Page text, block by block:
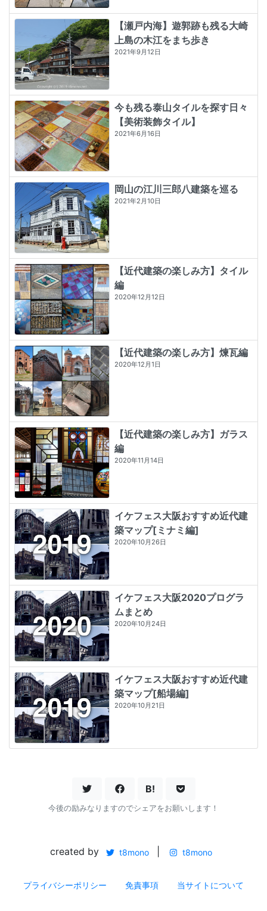
【瀬戸内海】遊郭跡も残る大崎
上島の木江をまち歩き
2021年9月12日
今も残る泰山タイルを探す日々
【美術装飾タイル】
2021年6月16日
岡山の江川三郎八建築を巡る
2021年2月10日
【近代建築の楽しみ方】タイル
編
2020年12月12日
【近代建築の楽しみ方】煉瓦編
2020年12月1日
【近代建築の楽しみ方】ガラス
編
2020年11月14日
イケフェス大阪おすすめ近代建
築マップ[ミナミ編]
2020年10月26日
イケフェス大阪2020プログラ
ムまとめ
2020年10月24日
イケフェス大阪おすすめ近代建
築マップ[船場編]
2020年10月21日
B!
今後の励みなりますのでシェアをお願いします！
created by t8mono t8mono
プライバシーポリシー 免責事項 当サイトについて